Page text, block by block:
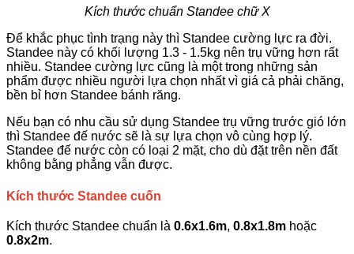
Kích thước chuẩn Standee chữ X
Để khắc phục tình trạng này thì Standee cường lực ra đời.
Standee này có khối lượng 1.3 - 1.5kg nên trụ vững hơn rất
nhiều. Standee cường lực cũng là một trong những sản
phẩm được nhiều người lựa chọn nhất vì giá cả phải chăng,
bền bỉ hơn Standee bánh răng.
Nếu bạn có nhu cầu sử dụng Standee trụ vững trước gió lớn
thì Standee đế nước sẽ là sự lựa chọn vô cùng hợp lý.
Standee đế nước còn có loại 2 mặt, cho dù đặt trên nền đất
không bằng phẳng vẫn được.
Kích thước Standee cuốn
Kích thước Standee chuẩn là 0.6x1.6m, 0.8x1.8m hoặc
0.8x2m.